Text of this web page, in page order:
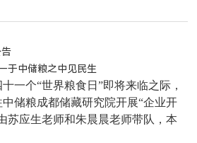
于中储粮之中见民生
一个“世界粮食日”即将来临之际，
储粮成都储藏研究院开展“企业开
苏应生老师和朱晨晨老师带队，本